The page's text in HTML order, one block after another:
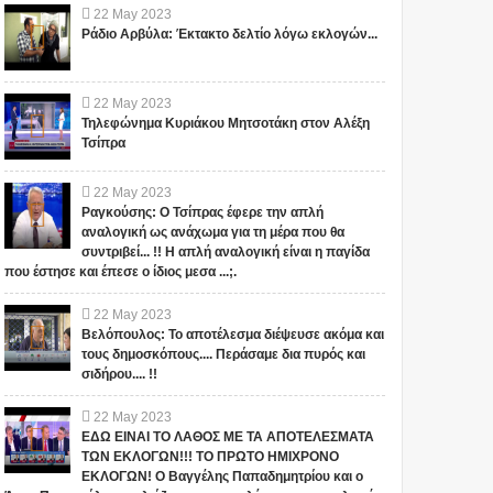
22 May 2023
Ράδιο Αρβύλα: Έκτακτο δελτίο λόγω εκλογών...
22 May 2023
Τηλεφώνημα Κυριάκου Μητσοτάκη στον Αλέξη
Τσίπρα
22 May 2023
Ραγκούσης: Ο Τσίπρας έφερε την απλή
αναλογική ως ανάχωμα για τη μέρα που θα
συντριβεί... !! Η απλή αναλογική είναι η παγίδα
που έστησε και έπεσε ο ίδιος μεσα ...;.
22 May 2023
Βελόπουλος: Το αποτέλεσμα διέψευσε ακόμα και
τους δημοσκόπους.... Περάσαμε δια πυρός και
σιδήρου.... !!
22 May 2023
ΕΔΩ ΕΙΝΑΙ ΤΟ ΛΑΘΟΣ ΜΕ ΤΑ ΑΠΟΤΕΛΕΣΜΑΤΑ
ΤΩΝ ΕΚΛΟΓΩΝ!!! ΤΟ ΠΡΩΤΟ ΗΜΙΧΡΟΝΟ
ΕΚΛΟΓΩΝ! Ο Βαγγέλης Παπαδημητρίου και ο